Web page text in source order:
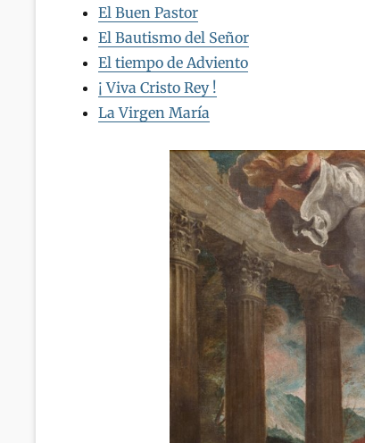
El Buen Pastor
El Bautismo del Señor
El tiempo de Adviento
¡ Viva Cristo Rey !
La Virgen María